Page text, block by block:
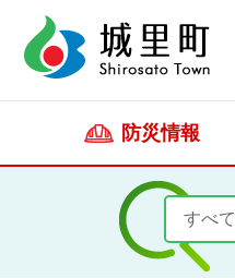
防災情報